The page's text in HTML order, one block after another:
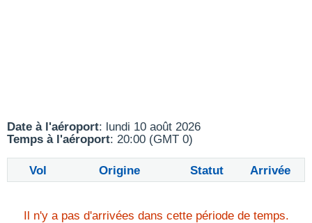
Date à l'aéroport: lundi 10 août 2026
Temps à l'aéroport: 20:00 (GMT 0)
Vol Origine Statut Arrivée
Il n'y a pas d'arrivées dans cette période de temps.